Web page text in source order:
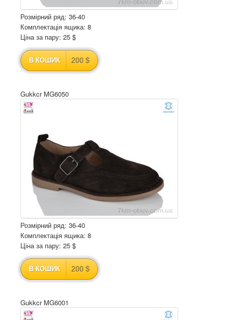
Розмірний ряд: 36-40
Комплектація ящика: 8
Ціна за пару: 25 $
В КОШИК 200 $
Gukkcr MG6050
Розмірний ряд: 36-40
Комплектація ящика: 8
Ціна за пару: 25 $
В КОШИК 200 $
Gukkcr MG6001